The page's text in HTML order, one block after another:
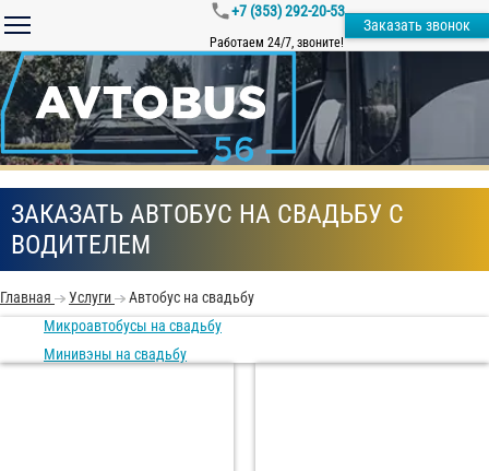
+7 (353) 292-20-53
Работаем 24/7, звоните!
Заказать звонок
ЗАКАЗАТЬ АВТОБУС НА СВАДЬБУ С
ВОДИТЕЛЕМ
Главная Услуги
Автобус на свадьбу
Микроавтобусы на свадьбу
Минивэны на свадьбу